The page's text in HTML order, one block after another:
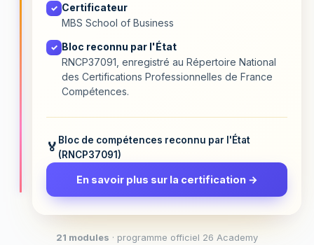
✓ Certificateur
MBS School of Business
✓ Bloc reconnu par l'État
RNCP37091, enregistré au Répertoire National
des Certifications Professionnelles de France
Compétences.
Bloc de compétences reconnu par l'État
(RNCP37091)
En savoir plus sur la certification →
21 modules · programme officiel 26 Academy